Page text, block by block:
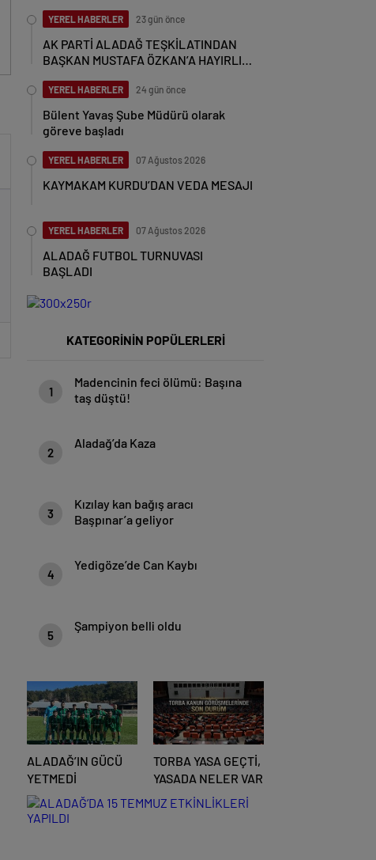
YEREL HABERLER 23 gün önce
AK PARTİ ALADAĞ TEŞKİLATINDAN
BAŞKAN MUSTAFA ÖZKAN’A HAYIRLI
YEREL HABERLER 24 gün önce
Bülent Yavaş Şube Müdürü olarak
göreve başladı
YEREL HABERLER 07 Ağustos 2026
KAYMAKAM KURDU’DAN VEDA MESAJI
YEREL HABERLER 07 Ağustos 2026
ALADAĞ FUTBOL TURNUVASI
BAŞLADI
KATEGORİNİN POPÜLERLERİ
1
Madencinin feci ölümü: Başına
taş düştü!
2
Aladağ’da Kaza
3
Kızılay kan bağış aracı
Başpınar’a geliyor
4
Yedigöze’de Can Kaybı
5
Şampiyon belli oldu
ALADAĞ’IN GÜCÜ
YETMEDİ
TORBA YASA GEÇTİ,
YASADA NELER VAR